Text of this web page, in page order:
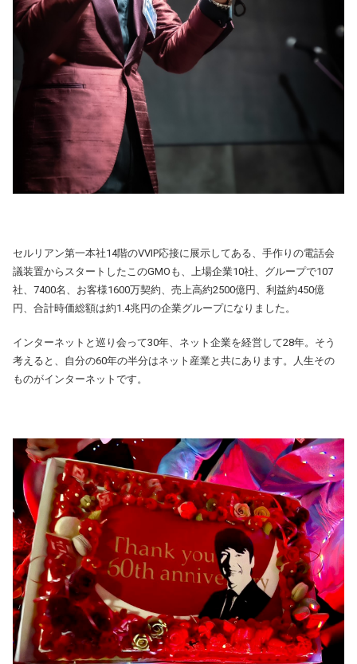
セルリアン第一本社14階のVVIP応接に展示してある、手作りの電話会
議装置からスタートしたこのGMOも、上場企業10社、グループで107
社、7400名、お客様1600万契約、売上高約2500億円、利益約450億
円、合計時価総額は約1.4兆円の企業グループになりました。
インターネットと巡り会って30年、ネット企業を経営して28年。そう
考えると、自分の60年の半分はネット産業と共にあります。人生その
ものがインターネットです。